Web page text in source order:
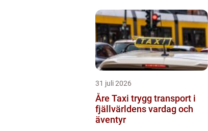
31 juli 2026
Åre Taxi trygg transport i
fjällvärldens vardag och
äventyr